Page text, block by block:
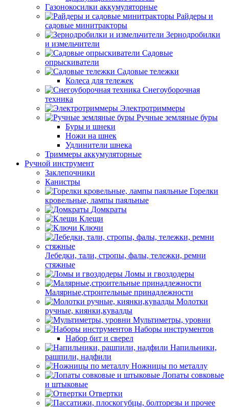
Газонокосилки аккумуляторные
Райдеры и
садовые минитракторы
Зернодробилки
и измельчители
Садовые
опрыскиватели
Садовые тележки
Колеса для тележек
Снегоуборочная
техника
Электротриммеры
Ручные земляные буры
Буры и шнеки
Ножи на шнек
Удлинители шнека
Триммеры аккумуляторные
Ручной инструмент
Заклепочники
Канистры
Горелки
кровельные, лампы паяльные
Домкраты
Клещи
Ключи
Лебедки, тали, стропы, фалы, тележки, ремни
стяжные
Ломы и гвоздодеры
Малярные,строительные принадлежности
Молотки
ручные, киянки,кувалды
Мультиметры, уровни
Наборы инструментов
Набор бит и сверел
Напильники,
рашпили, надфили
Ножницы по металлу
Лопаты совковые
и штыковые
Отвертки